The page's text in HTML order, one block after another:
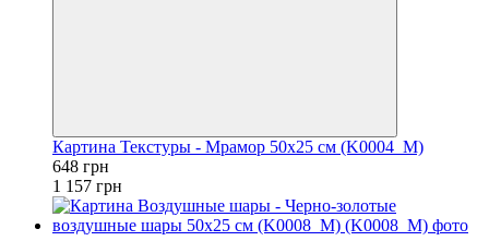
Картина Текстуры - Мрамор 50x25 см (K0004_M)
648 грн
1 157 грн